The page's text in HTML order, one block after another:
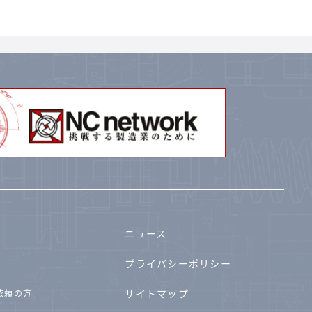
頼の方
ニュース
プライバシーポリシー
サイトマップ